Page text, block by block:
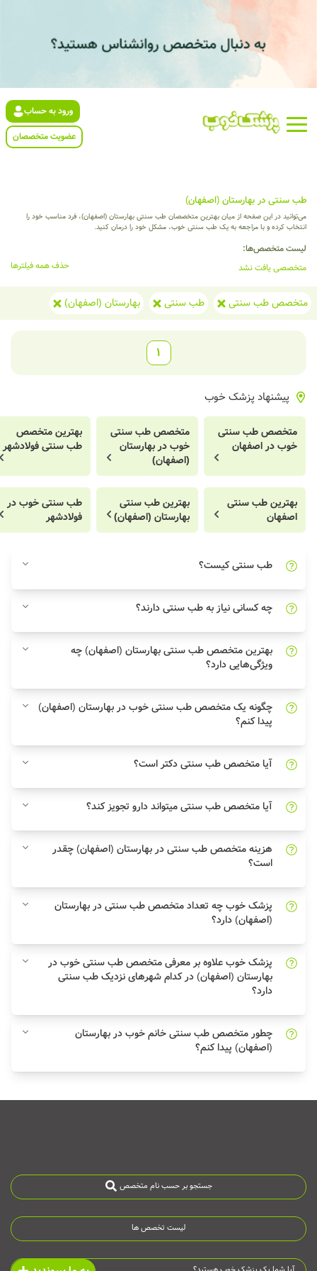
ورود به حساب
عضویت متخصصان
طب سنتی در بهارستان (اصفهان)
می‌توانید در این صفحه از میان بهترین متخصصان طب سنتی بهارستان (اصفهان)، فرد مناسب خود را
انتخاب کرده و با مراجعه به یک طب سنتی خوب، مشکل خود را درمان کنید.
لیست متخصص‌ها:
متخصصی یافت نشد
حذف همه فیلترها
متخصص طب سنتی طب سنتی بهارستان (اصفهان)
1
پیشنهاد پزشک خوب
متخصص طب سنتی
خوب در اصفهان
متخصص طب سنتی
خوب در بهارستان
(اصفهان)
بهترین متخصص
طب سنتی فولادشهر
بهترین طب سنتی
اصفهان
بهترین طب سنتی
بهارستان (اصفهان)
طب سنتی خوب در
فولادشهر
طب سنتی کیست؟
چه کسانی نیاز به طب سنتی دارند؟
بهترین متخصص طب سنتی بهارستان (اصفهان) چه
ویژگی‌هایی دارد؟
چگونه یک متخصص طب سنتی خوب در بهارستان (اصفهان)
پیدا کنم؟
آیا متخصص طب سنتی دکتر است؟
آیا متخصص طب سنتی میتواند دارو تجویز کند؟
هزینه متخصص طب سنتی در بهارستان (اصفهان) چقدر
است؟
پزشک خوب چه تعداد متخصص طب سنتی در بهارستان
(اصفهان) دارد؟
پزشک خوب علاوه بر معرفی متخصص طب سنتی خوب در
بهارستان (اصفهان) در کدام شهرهای نزدیک طب سنتی
دارد؟
چطور متخصص طب سنتی خانم خوب در بهارستان
(اصفهان) پیدا کنم؟
جستجو بر حسب نام متخصص
لیست تخصص ها